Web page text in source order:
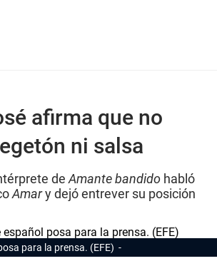
afirma que no
ni salsa
de Amante bandido habló
Amary dejó entrever su posición
para la prensa. (EFE)